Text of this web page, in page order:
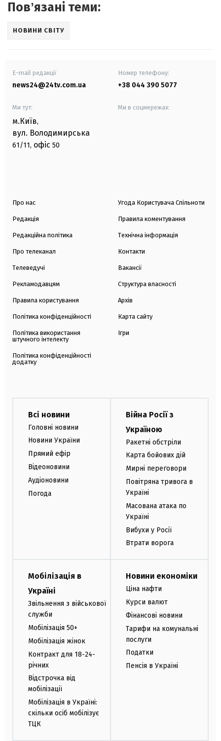
Повʼязані теми:
НОВИНИ СВІТУ
E-mail редакції
news24@24tv.com.ua
Номер телефону:
+38 044 390 5077
Ми тут:
м.Київ,
вул. Володимирська
61/11, офіс 50
Ми в соцмережах:
Про нас
Редакція
Редакційна політика
Про телеканал
Телеведучі
Рекламодавцям
Правила користування
Політика конфіденційності
Політика використання
штучного інтелекту
Політика конфіденційності
додатку
Угода Користувача Спільноти
Правила коментування
Технічна інформація
Контакти
Вакансії
Структура власності
Архів
Карта сайту
Ігри
Всі новини
Головні новини
Новини України
Прямий ефір
Відеоновини
Аудіоновини
Погода
Війна Росії з
Україною
Ракетні обстріли
Карта бойових дій
Мирні переговори
Повітряна тривога в
Україні
Масована атака по
Україні
Вибухи у Росії
Втрати ворога
Мобілізація в
Україні
Звільнення з військової
служби
Мобілізація 50+
Мобілізація жінок
Контракт для 18-24-
річних
Відстрочка від
мобілізації
Мобілізація в Україні:
скільки осіб мобілізує
ТЦК
Новини економіки
Ціна нафти
Курси валют
Фінансові новини
Тарифи на комунальні
послуги
Податки
Пенсія в Україні